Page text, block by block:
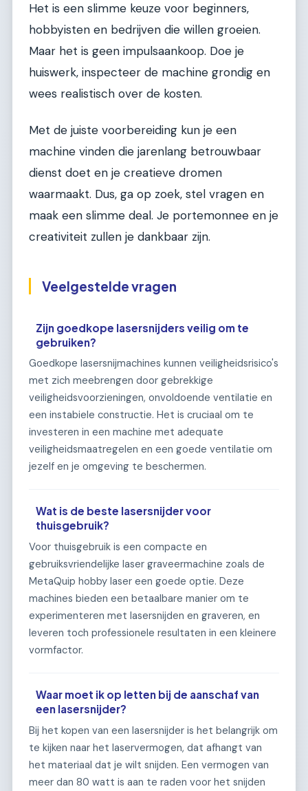
Het is een slimme keuze voor beginners,
hobbyisten en bedrijven die willen groeien.
Maar het is geen impulsaankoop. Doe je
huiswerk, inspecteer de machine grondig en
wees realistisch over de kosten.
Met de juiste voorbereiding kun je een
machine vinden die jarenlang betrouwbaar
dienst doet en je creatieve dromen
waarmaakt. Dus, ga op zoek, stel vragen en
maak een slimme deal. Je portemonnee en je
creativiteit zullen je dankbaar zijn.
Veelgestelde vragen
Zijn goedkope lasersnijders veilig om te
gebruiken?
Goedkope lasersnijmachines kunnen veiligheidsrisico's
met zich meebrengen door gebrekkige
veiligheidsvoorzieningen, onvoldoende ventilatie en
een instabiele constructie. Het is cruciaal om te
investeren in een machine met adequate
veiligheidsmaatregelen en een goede ventilatie om
jezelf en je omgeving te beschermen.
Wat is de beste lasersnijder voor
thuisgebruik?
Voor thuisgebruik is een compacte en
gebruiksvriendelijke laser graveermachine zoals de
MetaQuip hobby laser een goede optie. Deze
machines bieden een betaalbare manier om te
experimenteren met lasersnijden en graveren, en
leveren toch professionele resultaten in een kleinere
vormfactor.
Waar moet ik op letten bij de aanschaf van
een lasersnijder?
Bij het kopen van een lasersnijder is het belangrijk om
te kijken naar het laservermogen, dat afhangt van
het materiaal dat je wilt snijden. Een vermogen van
meer dan 80 watt is aan te raden voor het snijden